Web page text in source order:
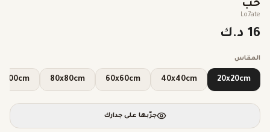
Lo7ate
16 د.ك
المقاس
20x20cm
40x40cm
60x60cm
80x80cm
100x100cm
جرّبها على جدارك